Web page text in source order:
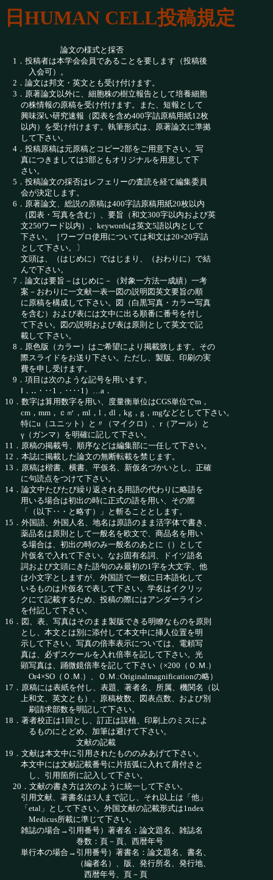
日HUMAN CELL投稿規定
論文の様式と採否
1．投稿者は本学会会員であることを要します（投稿後
入会可）。
2．論文は邦文・英文とも受け付けます。
3．原著論文以外に、細胞株の樹立報告として培養細胞
の株情報の原稿を受け付けます。また、短報として
興味深い研究速報（図表を含め400字詰原稿用紙12枚
以内）を受け付けます。執筆形式は、原著論文に準拠
して下さい。
4．投稿原稿は元原稿とコピー2部をご用意下さい。写
真につきましては3部ともオリジナルを用意して下
さい。
5．投稿論文の採否はレフェリーの査読を経て編集委員
会が決定します。
6．原著論文、総説の原稿は400字詰原稿用紙20枚以内
（図表・写真を含む）、要旨（和文300字以内および英
文250ワード以内）、keywordsは英文5語以内として
下さい。［ワープロ使用については和文は20×20字詰
として下さい。〕
文頭は、（はじめに）ではじまり、（おわりに）で結
んで下さい。
7．論文は要旨－はじめに－（対象一方法一成績）一考
案－おわりに一文献一表一図の説明図英文要旨の順
に原稿を構成して下さい。図（白黒写真・カラー写真
を含む）および表には文中に出る順番に番号を付し
て下さい。図の説明および表は原則として英文で記
載して下さい。
8．原色版（カラー）はご希望により掲載致します。その
際スライドをお送り下さい。ただし、製版、印刷の実
費を申し受けます。
9．項目は次のような記号を用います。
Ⅰ．‥・‥1．‥‥1）…a．
10．数字は算用数字を用い、度量衡単位はCGS単位でm，
cm，mm，ｃ㎡，ml，l，dl，kg，g，mgなどとして下さい。
特にu（ユニット）と〃（マイクロ）、r（アール）と
γ（ガンマ）を明確に記して下さい。
11．原稿の掲載号、順序などは編集部に一任して下さい。
12．本誌に掲載した論文の無断転載を禁じます。
13．原稿は楷書、横書、平仮名、新仮名づかいとし、正確
に句読点をつけて下さい。
14．論文中たびたび繰り返される用語の代わりに略語を
用いる場合は初出の時に正式の語を用い、その際
「（以下‥・と略す）」と斬ることとします。
15．外国語、外国人名、地名は原語のまま活字体で書き、
薬品名は原則として一般名を欧文で、商品名を用い
る場合は、初出の時のみ一般名のあとに（）として
片仮名で入れて下さい。なお固有名詞、ドイツ語名
詞および文頭にきた語句のみ最初の1字を大文字、他
は小文字としますが、外国語で一般に日本語化して
いるものは片仮名で表して下さい。学名はイクリッ
クにて記載するため、投稿の際にはアンダーライン
を付記して下さい。
16．図、表、写真はそのまま製版できる明瞭なものを原則
とし、本文とは別に添付して本文中に挿人位置を明
示して下さい。写真の倍率表示については、電頼写
真は、必ずスケールを入れ倍率を記して下さい。光
顕写真は、踊微鏡倍率を記して下さい（×200（Ｏ.Ｍ.）
Or4×SO（Ｏ.Ｍ.）、Ｏ.Ｍ.:Originalmagnificationの略）
17．原稿には表紙を付し、表題、著者名、所属、機関名（以
上和文、英文とも）、原稿枚数、図表点数、および別
刷請求部数を明記して下さい。
18．著者校正は1回とし、訂正は誤植、印刷上のミスによ
るものにとどめ、加筆は避けて下さい。
文献の記載
19．文献は本文中に引用されたもののみあげて下さい。
本文中には文献記載番号に片括弧に入れて肩付さと
し、引用箇所に記入して下さい。
20．文献の書き方は次のように統一して下さい。
引用文献、著書名は3人まで記し、それ以上は「他」
「etal」として下さい。外国文献の記載形式は1ndex
Medicus所載に準じて下さい。
雑誌の場合→引用番号）著者名：論文題名、雑誌名
巻数：頁－頁、西暦年号
単行本の場合→引用番号）著書名：論文題名、書名、
（編者名）、版、発行所名、発行地、
西暦年号、頁－頁